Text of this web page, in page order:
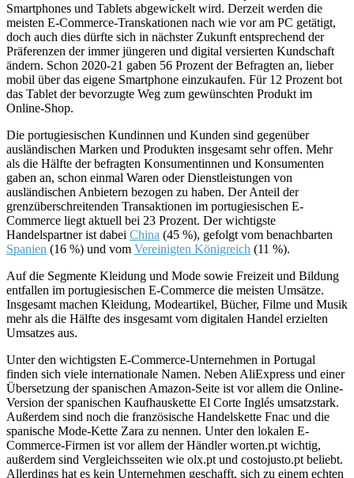
Smartphones und Tablets abgewickelt wird. Derzeit werden die
meisten E-Commerce-Transkationen nach wie vor am PC getätigt,
doch auch dies dürfte sich in nächster Zukunft entsprechend der
Präferenzen der immer jüngeren und digital versierten Kundschaft
ändern. Schon 2020-21 gaben 56 Prozent der Befragten an, lieber
mobil über das eigene Smartphone einzukaufen. Für 12 Prozent bot
das Tablet der bevorzugte Weg zum gewünschten Produkt im
Online-Shop.
Die portugiesischen Kundinnen und Kunden sind gegenüber
ausländischen Marken und Produkten insgesamt sehr offen. Mehr
als die Hälfte der befragten Konsumentinnen und Konsumenten
gaben an, schon einmal Waren oder Dienstleistungen von
ausländischen Anbietern bezogen zu haben. Der Anteil der
grenzüberschreitenden Transaktionen im portugiesischen E-
Commerce liegt aktuell bei 23 Prozent. Der wichtigste
Handelspartner ist dabei China (45 %), gefolgt vom benachbarten
Spanien (16 %) und vom Vereinigten Königreich (11 %).
Auf die Segmente Kleidung und Mode sowie Freizeit und Bildung
entfallen im portugiesischen E-Commerce die meisten Umsätze.
Insgesamt machen Kleidung, Modeartikel, Bücher, Filme und Musik
mehr als die Hälfte des insgesamt vom digitalen Handel erzielten
Umsatzes aus.
Unter den wichtigsten E-Commerce-Unternehmen in Portugal
finden sich viele internationale Namen. Neben AliExpress und einer
Übersetzung der spanischen Amazon-Seite ist vor allem die Online-
Version der spanischen Kaufhauskette El Corte Inglés umsatzstark.
Außerdem sind noch die französische Handelskette Fnac und die
spanische Mode-Kette Zara zu nennen. Unter den lokalen E-
Commerce-Firmen ist vor allem der Händler worten.pt wichtig,
außerdem sind Vergleichsseiten wie olx.pt und costojusto.pt beliebt.
Allerdings hat es kein Unternehmen geschafft, sich zu einem echten